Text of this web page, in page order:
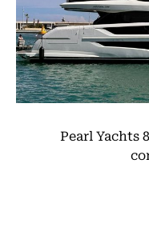
Pearl Yachts